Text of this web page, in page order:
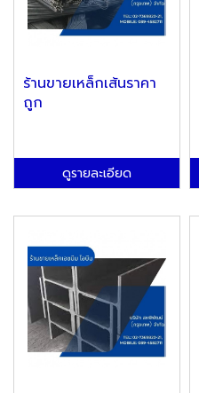
ร้านขายเหล็กเส้นราคา
ถูก
ดูรายละเอียด